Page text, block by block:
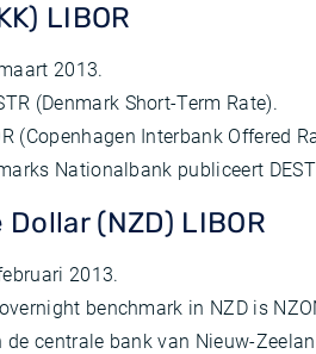
LIBOR
2013.
(Denmark Short-Term Rate).
(Copenhagen Interbank Offered
Nationalbank publiceert
(NZD) LIBOR
2013.
benchmark in NZD is
de centrale bank van Nieuw-